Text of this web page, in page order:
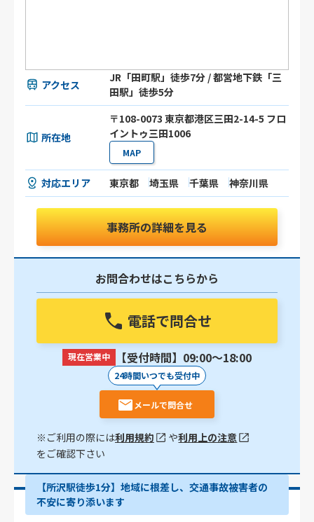
アクセス
JR「田町駅」徒歩7分 / 都営地下鉄「三
田駅」徒歩5分
所在地
〒108-0073 東京都港区三田2-14-5 フロ
イントゥ三田1006
MAP
対応エリア 東京都 埼玉県 千葉県 神奈川県
事務所の詳細を見る
お問合わせはこちらから
電話で問合せ
現在営業中 【受付時間】09:00〜18:00
24時間いつでも受付中
メールで問合せ
※ご利用の際には利用規約 や利用上の注意
をご確認下さい
【所沢駅徒歩1分】地域に根差し、交通事故被害者の
不安に寄り添います